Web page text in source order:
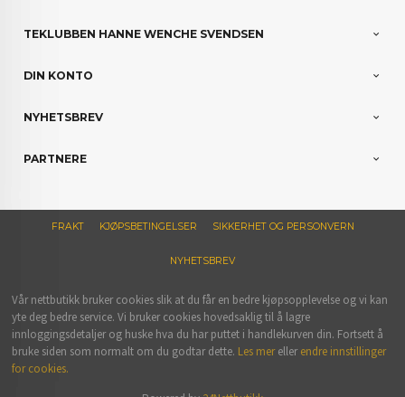
TEKLUBBEN HANNE WENCHE SVENDSEN
DIN KONTO
NYHETSBREV
PARTNERE
FRAKT KJØPSBETINGELSER SIKKERHET OG PERSONVERN
NYHETSBREV
Vår nettbutikk bruker cookies slik at du får en bedre kjøpsopplevelse og vi kan
yte deg bedre service. Vi bruker cookies hovedsaklig til å lagre
innloggingsdetaljer og huske hva du har puttet i handlekurven din. Fortsett å
bruke siden som normalt om du godtar dette. Les merellerendre innstillinger
for cookies.